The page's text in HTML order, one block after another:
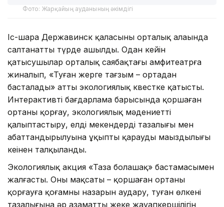
Фото: Жарқайың ауданының әкімдігі
Іс-шара Державинск қаласының орталық алаңында
салтанатты түрде ашылды. Одан кейін
қатысушылар орталық саябақтағы амфитеатрға
жиналып, «Туған жерге тағзым – ортадан
басталады» атты экологиялық квестке қатысты.
Интерактивті бағдарлама барысында қоршаған
ортаны қорғау, экологиялық мәдениетті
қалыптастыру, елді мекендердің тазалығы мен
абаттандырылуына ұқыпты қараудың маңыздылығы
кеңінен талқыланды.
Экологиялық акция «Таза болашақ» бастамасымен
жалғасты. Оның мақсаты – қоршаған ортаны
қорғауға қоғамның назарын аудару, туған өлкенің
тазалығына әр азаматтың жеке жауапкершілігін